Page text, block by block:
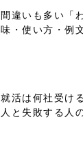
間違いも多い「
味・使い方・例
就活は何社受け
人と失敗する人